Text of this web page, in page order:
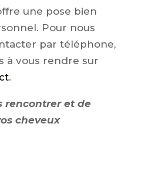
une pose bien
Pour nous
par téléphone,
à vous rendre sur
.
rencontrer et de
cheveux